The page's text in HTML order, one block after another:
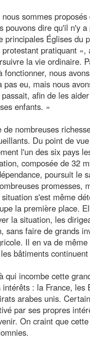
sommes
pouvons dire qu'il n'y
Églises du
pratiquant
la vie ordinaire.
nous
eu, mais nous
afin de les
enfants. »
nombreuses
Du point de
l'un des six pays
composée de 32
poursuit le
promesses,
s'est même
la première place.
la situation, les
sans faire de grands
Il en va de
bâtiments
qui incombe cette
: la France,
arabes unis.
par ses propres
On craint que